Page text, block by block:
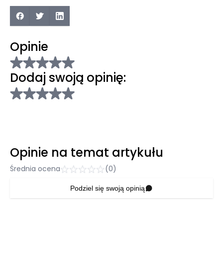
Opinie
Dodaj swoją opinię:
Opinie na temat artykułu
Średnia ocena (0)
Podziel się swoją opinią